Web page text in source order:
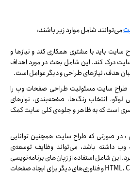
می‌توانند شامل موارد زیر باشند:
سایت باید با مشتری همکاری کند و نیازها و
درک کند. این شامل بحث در مورد اهداف
هدف، نیازهای طراحی و دیگر عوامل است.
طراح سایت مسئولیت طراحی صفحات وب را
انتخاب رنگ‌ها، صفحه‌بندی، نوارهای
است که به ظاهر و جلوه‌ی کلی سایت کمک
: در صورتی که طراح سایت همچنین توانایی
وب داشته باشد، می‌تواند وظایف توسعه‌ی
این شامل استفاده از زبان‌های برنامه‌نویسی
مانند HTML، CSS، JavaScript و فناوری‌های دیگر برای ایجاد صفحات